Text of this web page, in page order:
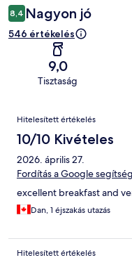
8,4 Nagyon jó
546 értékelés
9,0
Tisztaság
Értékelések
Hitelesített értékelés
10/10 Kivételes
2026. április 27.
Fordítás a Google
excellent breakfast and
Dan, 1 éjszakás utazás
Hitelesített értékelés